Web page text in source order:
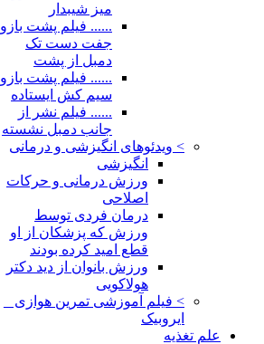
میز شیبدار
...... فیلم پشت بازو
جفت دست تک
دمبل از پشت
...... فیلم پشت بازو
سیم کش ایستاده
...... فیلم نشر از
جانب دمبل نشسته
> ویدئوهای انگیزشی و درمانی
انگیزشی
ورزش درمانی و حرکات
اصلاحی
درمان فردی توسط
ورزش که پزشکان از او
قطع امید کرده بودند
ورزش بانوان از دید دکتر
هولاکویی
> فیلم آموزشی تمرین هوازی _
ایروبیک
علم تغذیه